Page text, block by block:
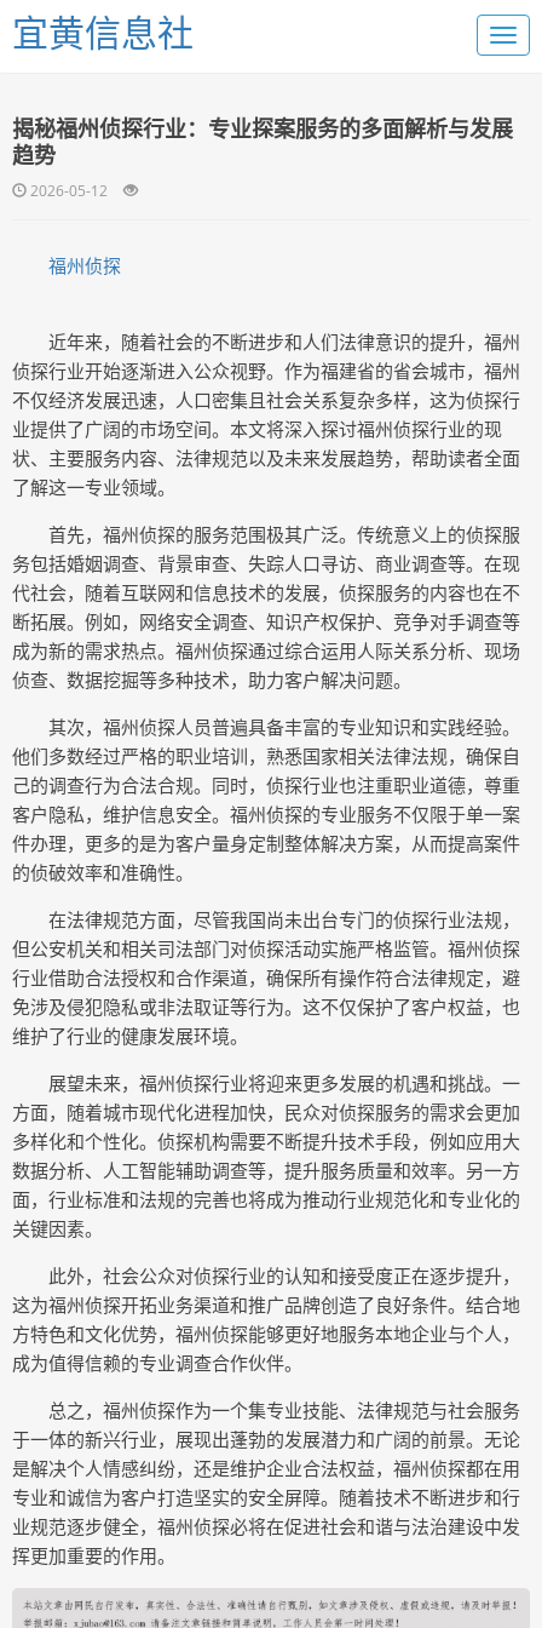
宜黄信息社
揭秘福州侦探行业：专业探案服务的多面解析与发展
趋势
2026-05-12
福州侦探
近年来，随着社会的不断进步和人们法律意识的提升，福州
侦探行业开始逐渐进入公众视野。作为福建省的省会城市，福州
不仅经济发展迅速，人口密集且社会关系复杂多样，这为侦探行
业提供了广阔的市场空间。本文将深入探讨福州侦探行业的现
状、主要服务内容、法律规范以及未来发展趋势，帮助读者全面
了解这一专业领域。
首先，福州侦探的服务范围极其广泛。传统意义上的侦探服
务包括婚姻调查、背景审查、失踪人口寻访、商业调查等。在现
代社会，随着互联网和信息技术的发展，侦探服务的内容也在不
断拓展。例如，网络安全调查、知识产权保护、竞争对手调查等
成为新的需求热点。福州侦探通过综合运用人际关系分析、现场
侦查、数据挖掘等多种技术，助力客户解决问题。
其次，福州侦探人员普遍具备丰富的专业知识和实践经验。
他们多数经过严格的职业培训，熟悉国家相关法律法规，确保自
己的调查行为合法合规。同时，侦探行业也注重职业道德，尊重
客户隐私，维护信息安全。福州侦探的专业服务不仅限于单一案
件办理，更多的是为客户量身定制整体解决方案，从而提高案件
的侦破效率和准确性。
在法律规范方面，尽管我国尚未出台专门的侦探行业法规，
但公安机关和相关司法部门对侦探活动实施严格监管。福州侦探
行业借助合法授权和合作渠道，确保所有操作符合法律规定，避
免涉及侵犯隐私或非法取证等行为。这不仅保护了客户权益，也
维护了行业的健康发展环境。
展望未来，福州侦探行业将迎来更多发展的机遇和挑战。一
方面，随着城市现代化进程加快，民众对侦探服务的需求会更加
多样化和个性化。侦探机构需要不断提升技术手段，例如应用大
数据分析、人工智能辅助调查等，提升服务质量和效率。另一方
面，行业标准和法规的完善也将成为推动行业规范化和专业化的
关键因素。
此外，社会公众对侦探行业的认知和接受度正在逐步提升，
这为福州侦探开拓业务渠道和推广品牌创造了良好条件。结合地
方特色和文化优势，福州侦探能够更好地服务本地企业与个人，
成为值得信赖的专业调查合作伙伴。
总之，福州侦探作为一个集专业技能、法律规范与社会服务
于一体的新兴行业，展现出蓬勃的发展潜力和广阔的前景。无论
是解决个人情感纠纷，还是维护企业合法权益，福州侦探都在用
专业和诚信为客户打造坚实的安全屏障。随着技术不断进步和行
业规范逐步健全，福州侦探必将在促进社会和谐与法治建设中发
挥更加重要的作用。